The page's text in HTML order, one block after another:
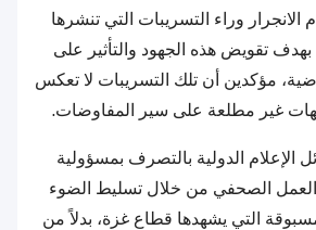
الانجرار وراء التسريبات التي تنشرها
تقويض هذه الجهود والتأثير على
مؤكدين أن تلك التسريبات لا تعكس
غير مطلعة على سير المفاوضات.
الإعلام الدولية بالتصرف بمسؤولية
العمل الصحفي من خلال تسليط الضوء
التي يشهدها قطاع غزة، بدلاً من